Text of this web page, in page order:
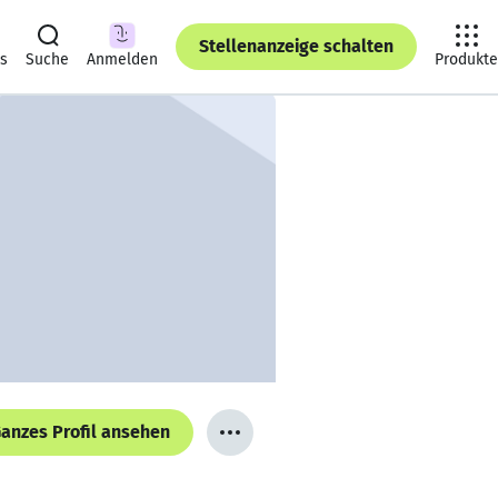
Suche Anmelden
Stellenanzeige schalten
Produkte
Profil ansehen